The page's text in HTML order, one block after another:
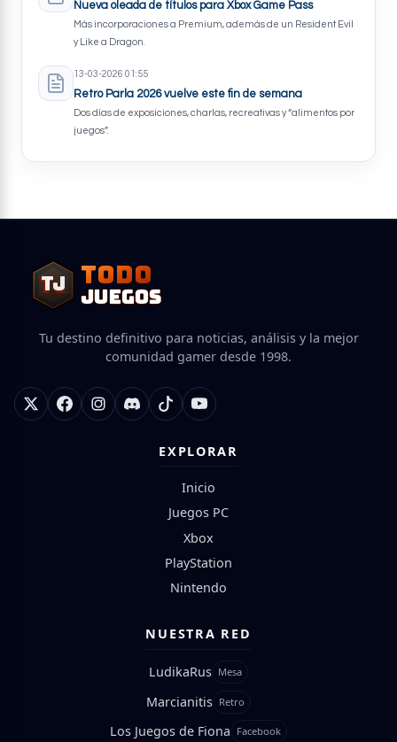
Nueva oleada de títulos para Xbox Game Pass
Más incorporaciones a Premium, además de un Resident Evil
y Like a Dragon.
13-03-2026 01:55
Retro Parla 2026 vuelve este fin de semana
Dos días de exposiciones, charlas, recreativas y “alimentos por
juegos”.
TJ
TJ TODO
JUEGOS
Tu destino definitivo para noticias, análisis y la mejor
comunidad gamer desde 1998.
EXPLORAR
Inicio
Juegos PC
Xbox
PlayStation
Nintendo
NUESTRA RED
LudikaRus Mesa
Marcianitis Retro
Los Juegos de Fiona Facebook